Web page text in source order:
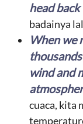
head
badainya
When we
wind and
cuaca, kita